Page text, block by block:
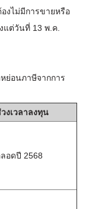
งไม่มีการขายหรือ
แต่วันที่ 13 พ.ค.
ย่อนภาษีจากการ
งเวลาลงทุน
อดปี 2568